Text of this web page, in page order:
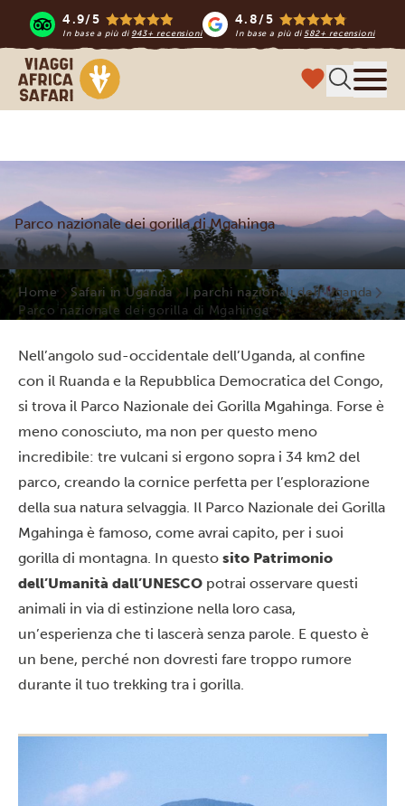
4.9/5
In base a più di 943+ recensioni
4.8/5
In base a più di582+ recensioni
Viaggi Africa Safari
Parco nazionale dei gorilla di Mgahinga
Home Safari in Uganda
I parchi nazionali dell’Uganda
Parco nazionale dei gorilla di Mgahinga
Nell’angolo sud-occidentale dell’Uganda, al confine
con il Ruanda e la Repubblica Democratica del Congo,
si trova il Parco Nazionale dei Gorilla Mgahinga. Forse è
meno conosciuto, ma non per questo meno
incredibile: tre vulcani si ergono sopra i 34 km2 del
parco, creando la cornice perfetta per l’esplorazione
della sua natura selvaggia. Il Parco Nazionale dei Gorilla
Mgahinga è famoso, come avrai capito, per i suoi
gorilla di montagna. In questo sito Patrimonio
dell’Umanità dall’UNESCO potrai osservare questi
animali in via di estinzione nella loro casa,
un’esperienza che ti lascerà senza parole. E questo è
un bene, perché non dovresti fare troppo rumore
durante il tuo trekking tra i gorilla.